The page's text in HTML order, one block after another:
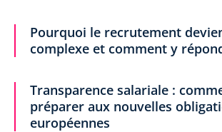
Pourquoi le recrutement
complexe et comment y
Transparence salariale :
préparer aux nouvelles
européennes